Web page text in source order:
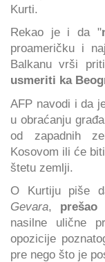
Kurti.
Rekao je i da "
proameričku i
Balkanu vrši
usmeriti ka
AFP navodi i da
u obraćanju
od zapadnih
Kosovom ili će
štetu zemlji.
O Kurtiju piše
Gevara,
nasilne ulične
opozicije
pre nego što je